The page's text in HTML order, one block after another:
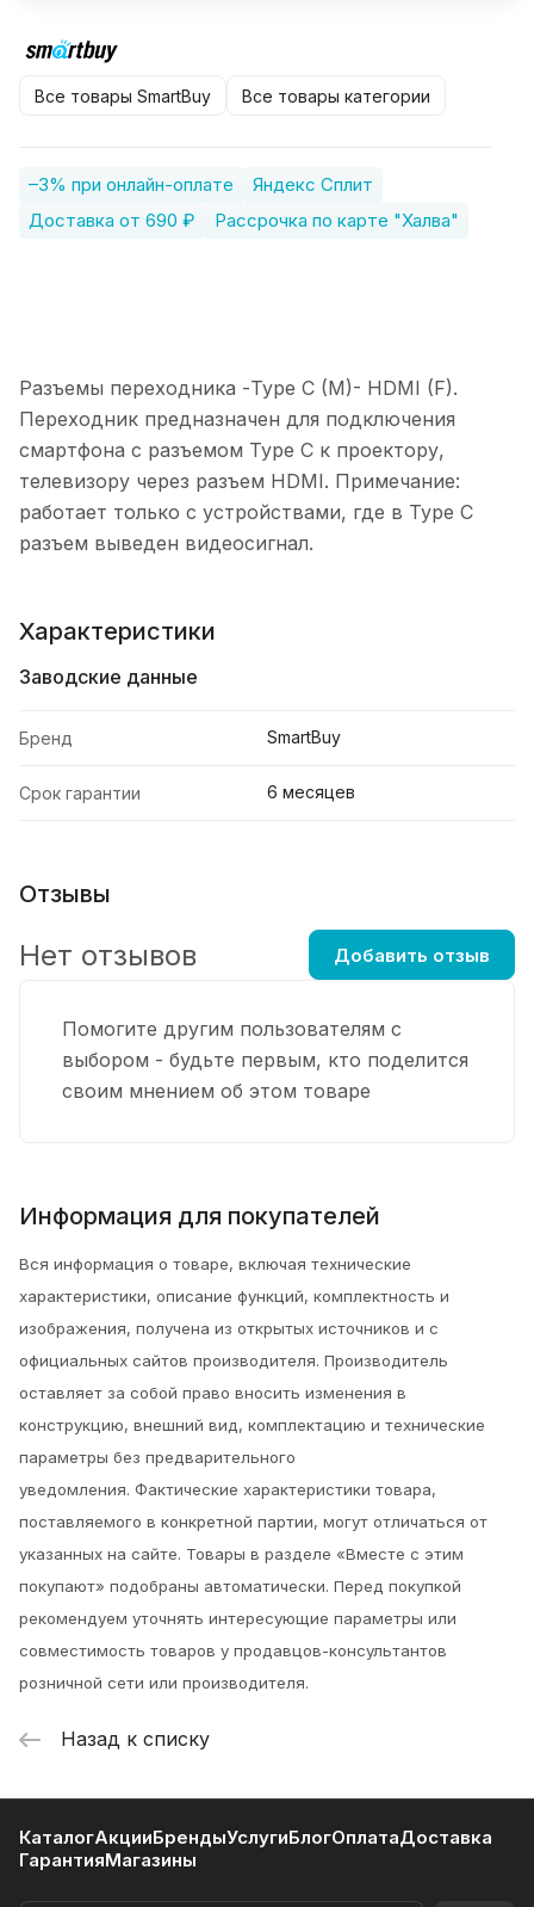
Все товары SmartBuy Все товары категории
–3% при онлайн-оплате
Яндекс Сплит
Доставка от 690 ₽
Рассрочка по карте "Халва"
Разъемы переходника -Type C (M)- HDMI (F).
Переходник предназначен для подключения
смартфона с разъемом Type C к проектору,
телевизору через разъем HDMI. Примечание:
работает только с устройствами, где в Type C
разъем выведен видеосигнал.
Характеристики
Заводские данные
Бренд SmartBuy
Срок гарантии 6 месяцев
Отзывы
Помогите другим пользователям с
выбором - будьте первым, кто поделится
своим мнением об этом товаре
Нет отзывов Добавить отзыв
Информация для покупателей
Вся информация о товаре, включая технические
характеристики, описание функций, комплектность и
изображения, получена из открытых источников и с
официальных сайтов производителя. Производитель
оставляет за собой право вносить изменения в
конструкцию, внешний вид, комплектацию и технические
параметры без предварительного
уведомления. Фактические характеристики товара,
поставляемого в конкретной партии, могут отличаться от
указанных на сайте. Товары в разделе «Вместе с этим
покупают» подобраны автоматически. Перед покупкой
рекомендуем уточнять интересующие параметры или
совместимость товаров у продавцов-консультантов
розничной сети или производителя.
Назад к списку
КаталогАкцииБрендыУслугиБлогОплатаДоставка
ГарантияМагазины